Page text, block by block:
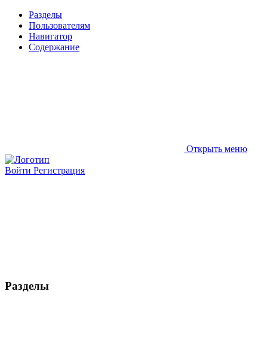
Разделы
Пользователям
Навигатор
Содержание
Открыть меню
Войти Регистрация
Разделы